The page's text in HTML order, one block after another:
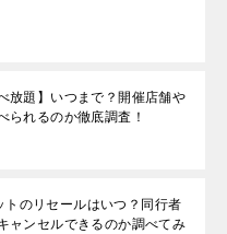
放題】いつまで？開催店舗や
られるのか徹底調査！
トのリセールはいつ？同行者
ャンセルできるのか調べてみ